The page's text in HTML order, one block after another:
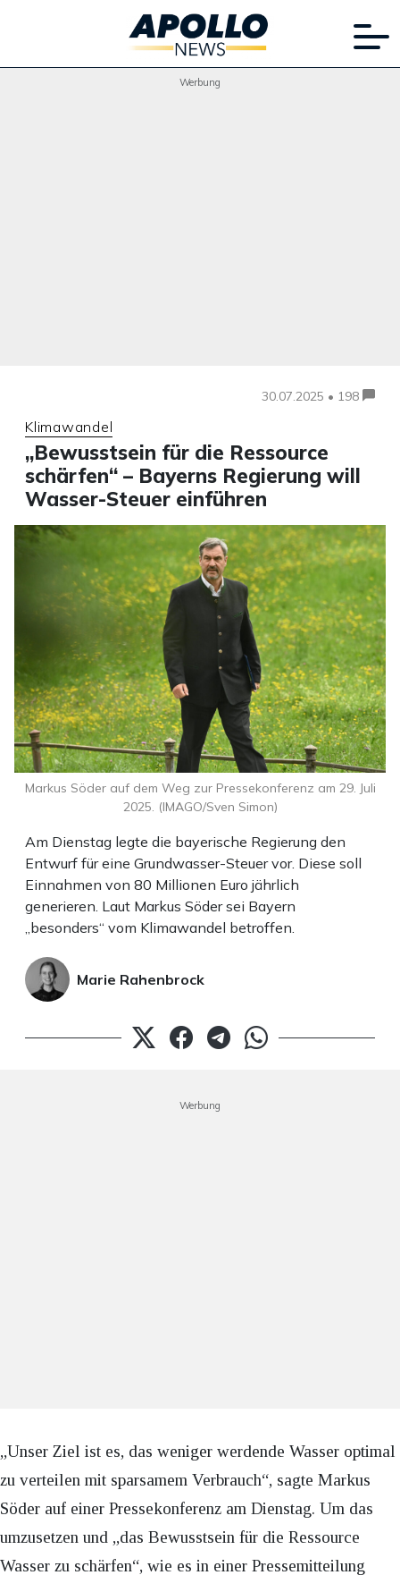
Werbung
30.07.2025 • 198
Klimawandel
„Bewusstsein für die Ressource
schärfen“ – Bayerns Regierung will
Wasser-Steuer einführen
Am Dienstag legte die bayerische Regierung den
Entwurf für eine Grundwasser-Steuer vor. Diese soll
Einnahmen von 80 Millionen Euro jährlich
generieren. Laut Markus Söder sei Bayern
„besonders“ vom Klimawandel betroffen.
Marie Rahenbrock
Markus Söder auf dem Weg zur Pressekonferenz am 29. Juli
2025. (IMAGO/Sven Simon)
Werbung
„Unser Ziel ist es, das weniger werdende Wasser optimal
zu verteilen mit sparsamem Verbrauch“, sagte Markus
Söder auf einer Pressekonferenz am Dienstag. Um das
umzusetzen und „das Bewusstsein für die Ressource
Wasser zu schärfen“, wie es in einer Pressemitteilung